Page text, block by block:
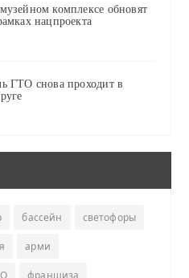
комплексе обновят
нацпроекта
ГТО снова проходит в
бассейн светофоры
арми
франшиза